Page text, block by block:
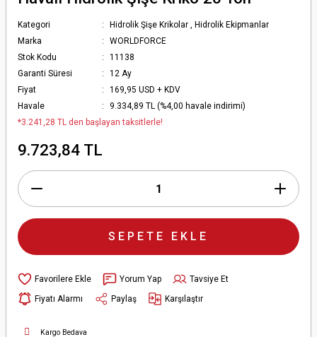
Kategori Hidrolik Şişe Krikolar , Hidrolik Ekipmanlar
Marka
WORLDFORCE
Stok Kodu
11138
Garanti Süresi
12 Ay
Fiyat
169,95 USD + KDV
Havale
9.334,89 TL (%4,00 havale indirimi)
*3.241,28 TL den başlayan taksitlerle!
9.723,84 TL
SEPETE EKLE
Yorum Yap
Tavsiye Et
Fiyatı Alarmı
Paylaş Karşılaştır
Kargo Bedava